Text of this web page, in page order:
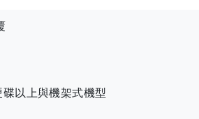
以上與機架式機型